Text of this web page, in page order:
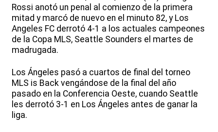
Rossi anotó un penal al comienzo de la primera
mitad y marcó de nuevo en el minuto 82, y Los
Angeles FC derrotó 4-1 a los actuales campeones
de la Copa MLS, Seattle Sounders el martes de
madrugada.
Los Ángeles pasó a cuartos de final del torneo
MLS is Back vengándose de la final del año
pasado en la Conferencia Oeste, cuando Seattle
les derrotó 3-1 en Los Ángeles antes de ganar la
liga.